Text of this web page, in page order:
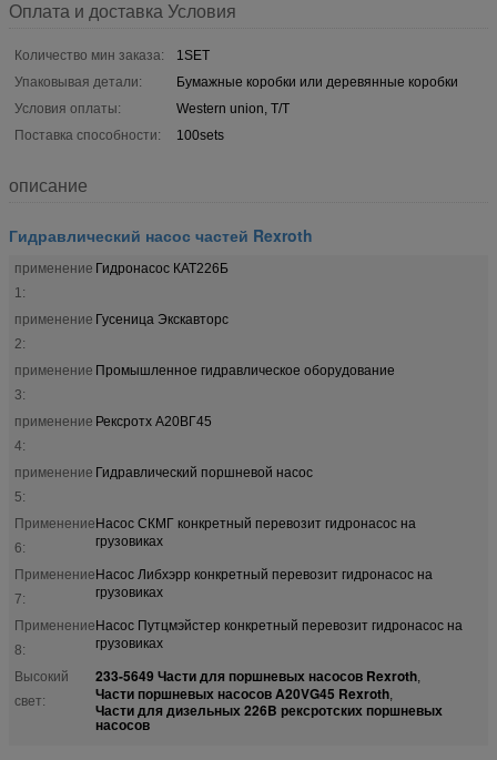
Оплата и доставка Условия
Количество мин заказа:
1SET
Упаковывая детали:
Бумажные коробки или деревянные коробки
Условия оплаты:
Western union, T/T
Поставка способности:
100sets
описание
Гидравлический насос частей Rexroth
применение
1:
Гидронасос КАТ226Б
применение
2:
Гусеница Экскавторс
применение
3:
Промышленное гидравлическое оборудование
применение
4:
Рексротх А20ВГ45
применение
5:
Гидравлический поршневой насос
Применение
6:
Насос СКМГ конкретный перевозит гидронасос на
грузовиках
Применение
7:
Насос Либхэрр конкретный перевозит гидронасос на
грузовиках
Применение
8:
Насос Путцмэйстер конкретный перевозит гидронасос на
грузовиках
Высокий
свет:
233-5649 Части для поршневых насосов Rexroth,
Части поршневых насосов A20VG45 Rexroth,
Части для дизельных 226B рексротских поршневых
насосов